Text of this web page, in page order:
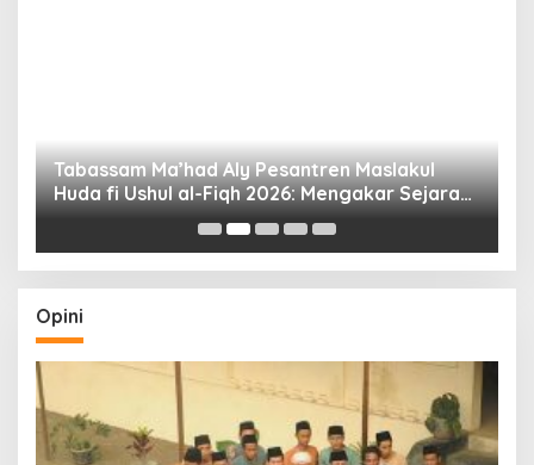
Tabassam Ma’had Aly Pesantren Maslakul
Huda fi Ushul al-Fiqh 2026: Mengakar Sejarah,
Menjangkau Peradaban”
Opini